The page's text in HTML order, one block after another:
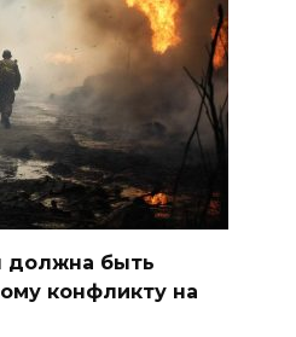
быть
конфликту на